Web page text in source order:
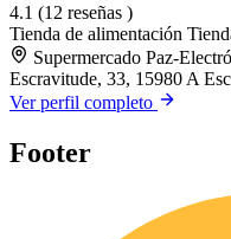
4.1 (12 reseñas )
Tienda de alimentación
Supermercado Paz-
Escravitude, 33, 15980 A
Ver perfil completo
Footer